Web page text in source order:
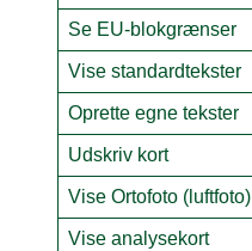
Se EU-blokgrænser
Vise standardtekster
Oprette egne tekster
Udskriv kort
Vise Ortofoto (luftfoto)
Vise analysekort